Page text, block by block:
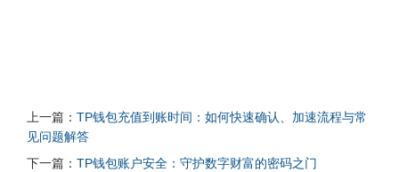
上一篇： TP钱包充值到账时间：如何快速确认、加速流程与常
见问题解答
下一篇： TP钱包账户安全：守护数字财富的密码之门